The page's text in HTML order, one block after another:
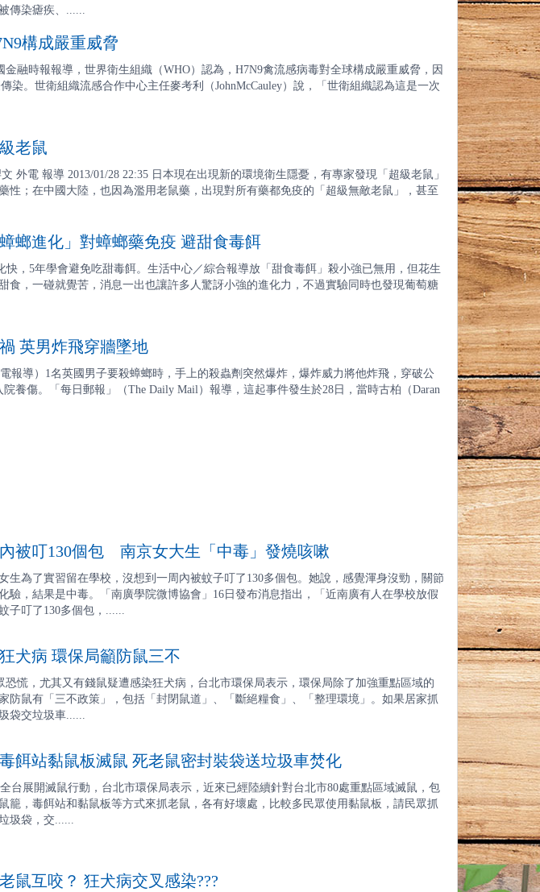
傳染瘧疾、......
構成嚴重威脅
融時報報導，世界衛生組織（WHO）認為，H7N9禽流感病毒對全球構成嚴重威脅，因
染。世衛組織流感合作中心主任麥考利（JohnMcCauley）說，「世衛組織認為這是一次
老鼠
電 報導 2013/01/28 22:35 日本現在出現新的環境衛生隱憂，有專家發現「超級老鼠」
性；在中國大陸，也因為濫用老鼠藥，出現對所有藥都免疫的「超級無敵老鼠」，甚至
進化」對蟑螂藥免疫 避甜食毒餌
5年學會避免吃甜毒餌。生活中心／綜合報導放「甜食毒餌」殺小強已無用，但花生
食，一碰就覺苦，消息一出也讓許多人驚訝小強的進化力，不過實驗同時也發現葡萄糖
英男炸飛穿牆墜地
報導）1名英國男子要殺蟑螂時，手上的殺蟲劑突然爆炸，爆炸威力將他炸飛，穿破公
養傷。「每日郵報」（The Daily Mail）報導，這起事件發生於28日，當時古柏（Daran
被叮130個包 南京女大生「中毒」發燒咳嗽
為了實習留在學校，沒想到一周內被蚊子叮了130多個包。她說，感覺渾身沒勁，關節
，結果是中毒。「南廣學院微博協會」16日發布消息指出，「近南廣有人在學校放假
子叮了130多個包，......
犬病 環保局籲防鼠三不
慌，尤其又有錢鼠疑遭感染狂犬病，台北市環保局表示，環保局除了加強重點區域的
防鼠有「三不政策」，包括「封閉鼠道」、「斷絕糧食」、「整理環境」。如果居家抓
袋交垃圾車......
站黏鼠板滅鼠 死老鼠密封裝袋送垃圾車焚化
台展開滅鼠行動，台北市環保局表示，近來已經陸續針對台北市80處重點區域滅鼠，包
籠，毒餌站和黏鼠板等方式來抓老鼠，各有好壞處，比較多民眾使用黏鼠板，請民眾抓
圾袋，交......
互咬？ 狂犬病交叉感染???